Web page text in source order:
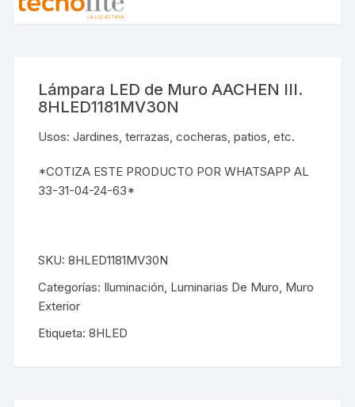
Lámpara LED de Muro AACHEN III.
8HLED1181MV30N
Usos: Jardines, terrazas, cocheras, patios, etc.
*COTIZA ESTE PRODUCTO POR WHATSAPP AL
33-31-04-24-63*
SKU:8HLED1181MV30N
Categorías: Iluminación Luminarias De Muro Muro
Exterior
Etiqueta:8HLED